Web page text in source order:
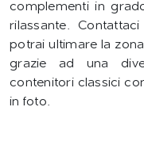
complementi in
rilassante.
potrai ultimare la
grazie ad una
contenitori classici
in foto.